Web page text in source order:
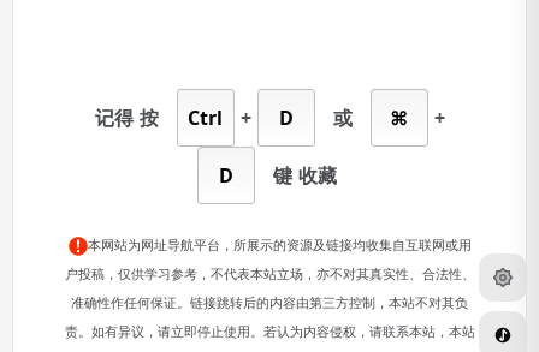
记得 按 Ctrl + D 或 ⌘ +
D 键 收藏
本网站为网址导航平台，所展示的资源及链接均收集自互联网或用
户投稿，仅供学习参考，不代表本站立场，亦不对其真实性、合法性、
准确性作任何保证。链接跳转后的内容由第三方控制，本站不对其负
责。如有异议，请立即停止使用。若认为内容侵权，请联系本站，本站